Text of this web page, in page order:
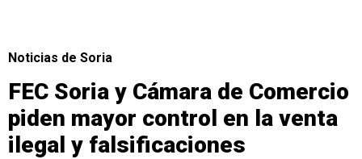
Noticias de Soria
FEC Soria y Cámara de Comercio
piden mayor control en la venta
ilegal y falsificaciones